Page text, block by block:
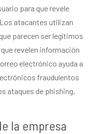
para que revele
atacantes utilizan
parecen ser legítimos
revelen información
electrónico ayuda a
fraudulentos
ataques de phishing.
la empresa